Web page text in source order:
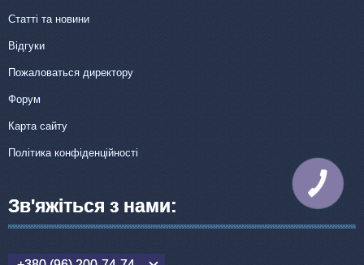
Статті та новини
Відгуки
Пожаловаться директору
Форум
Карта сайту
Політика конфіденційності
Зв'яжіться з нами:
КНОПКА
ЗВ'ЯЗКУ